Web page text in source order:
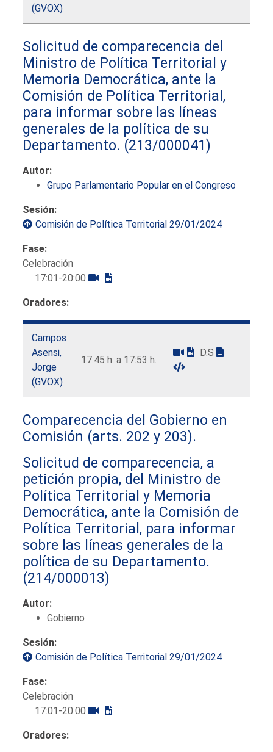
(GVOX)
Solicitud de comparecencia del
Ministro de Política Territorial y
Memoria Democrática, ante la
Comisión de Política Territorial,
para informar sobre las líneas
generales de la política de su
Departamento. (213/000041)
Autor:
Grupo Parlamentario Popular en el Congreso
Sesión:
Comisión de Política Territorial 29/01/2024
Fase:
Celebración
17:01-20:00
Oradores:
Campos
Asensi,
Jorge
(GVOX)
17:45 h. a 17:53 h.
D.S
Comparecencia del Gobierno en
Comisión (arts. 202 y 203).
Solicitud de comparecencia, a
petición propia, del Ministro de
Política Territorial y Memoria
Democrática, ante la Comisión de
Política Territorial, para informar
sobre las líneas generales de la
política de su Departamento.
(214/000013)
Autor:
Gobierno
Sesión:
Comisión de Política Territorial 29/01/2024
Fase:
Celebración
17:01-20:00
Oradores: